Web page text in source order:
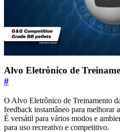
Alvo Eletrônico de
#
O Alvo Eletrônico de Treinamento
feedback instantâneo para melhorar
É versátil para vários modos e
para uso recreativo e competitivo.